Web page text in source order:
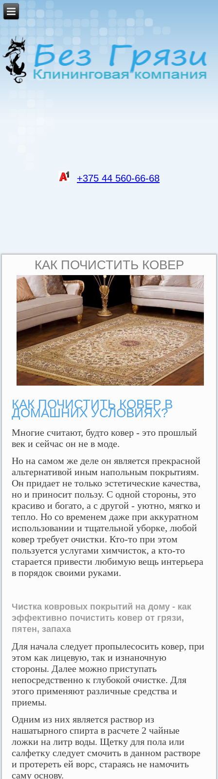
+375 44 560-66-68
КАК ПОЧИСТИТЬ КОВЕР
КАК ПОЧИСТИТЬ КОВЕР В
ДОМАШНИХ УСЛОВИЯХ?
Многие считают, будто ковер - это прошлый
век и сейчас он не в моде.
Но на самом же деле он является прекрасной
альтернативой иным напольным покрытиям.
Он придает не только эстетические качества,
но и приносит пользу. С одной стороны, это
красиво и богато, а с другой - уютно, мягко и
тепло. Но со временем даже при аккуратном
использовании и тщательной уборке, любой
ковер требует очистки. Кто-то при этом
пользуется услугами химчисток, а кто-то
старается привести любимую вещь интерьера
в порядок своими руками.
Чистка ковровых покрытий на дому - как
эффективно почистить ковер от грязи,
пятен, запаха
Для начала следует пропылесосить ковер, при
этом как лицевую, так и изнаночную
стороны. Далее можно приступать
непосредственно к глубокой очистке. Для
этого применяют различные средства и
приемы.
Одним из них является раствор из
нашатырного спирта в расчете 2 чайные
ложки на литр воды. Щетку для пола или
салфетку следует смочить в данном растворе
и протереть ей ворс, стараясь не намочить
саму основу.